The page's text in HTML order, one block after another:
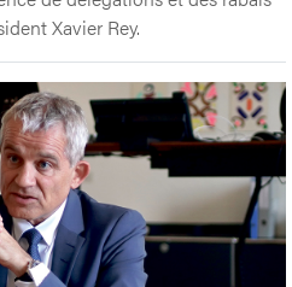
Xavier Rey.